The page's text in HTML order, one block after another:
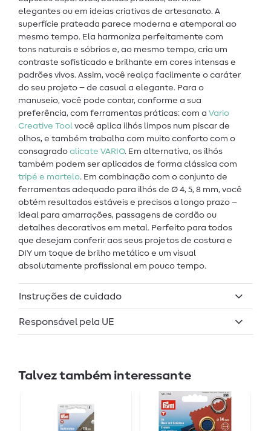
elegantes ou em ideias criativas de artesanato. A
superfície prateada parece moderna e atemporal ao
mesmo tempo. Ela harmoniza perfeitamente com
tons naturais e sóbrios e, ao mesmo tempo, cria um
contraste sofisticado e brilhante em cores intensas e
padrões vivos. Assim, você realça facilmente o caráter
do seu projeto – de casual a elegante. Para o
manuseio, você pode contar, conforme a sua
preferência, com ferramentas práticas: com a Vario
Creative Tool você aplica ilhós limpos num piscar de
olhos, e também trabalha com muito conforto com o
consagrado alicate VARIO. Em alternativa, os ilhós
também podem ser aplicados de forma clássica com
tripé e martelo. Em combinação com o conjunto de
ferramentas adequado para ilhós de Ø 4, 5, 8 mm, você
obtém resultados estáveis e precisos a longo prazo –
ideal para amarrações, passagens de cordão ou
detalhes decorativos em metal. Perfeito para todos
que desejam conferir aos seus projetos de costura e
DIY um toque de brilho metálico e um visual
absolutamente profissional em pouco tempo.
Instruções de cuidado
Responsável pela UE
Talvez também interessante